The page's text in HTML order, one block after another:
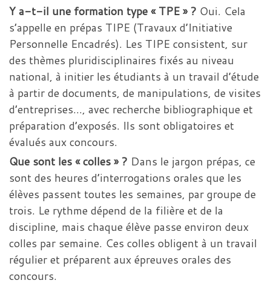
Y a-t-il une formation type « TPE » ? Oui. Cela
s’appelle en prépas TIPE (Travaux d’Initiative
Personnelle Encadrés). Les TIPE consistent, sur
des thèmes pluridisciplinaires fixés au niveau
national, à initier les étudiants à un travail d’étude
à partir de documents, de manipulations, de visites
d’entreprises…, avec recherche bibliographique et
préparation d’exposés. Ils sont obligatoires et
évalués aux concours.
Que sont les « colles » ? Dans le jargon prépas, ce
sont des heures d’interrogations orales que les
élèves passent toutes les semaines, par groupe de
trois. Le rythme dépend de la filière et de la
discipline, mais chaque élève passe environ deux
colles par semaine. Ces colles obligent à un travail
régulier et préparent aux épreuves orales des
concours.